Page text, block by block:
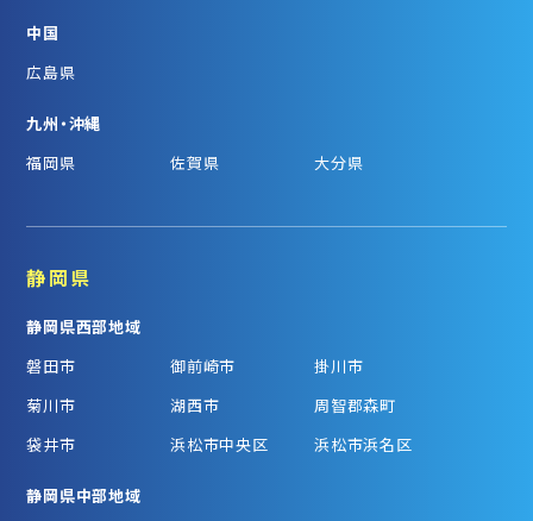
中国
広島県
九州・沖縄
福岡県
佐賀県 大分県
静岡県
静岡県西部地域
磐田市
御前崎市
掛川市
菊川市
湖西市
周智郡森町
袋井市
浜松市中央区 浜松市浜名区
静岡県中部地域